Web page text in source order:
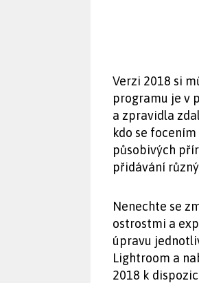
Verzi 2018 si
programu je v
a zpravidla
kdo se
působivých
přidávání
Nenechte se
ostrostmi a
úpravu
Lightroom a
2018 k